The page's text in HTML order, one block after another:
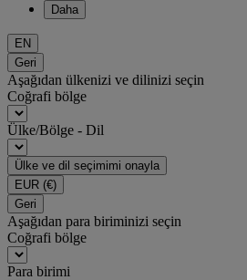
Daha
EN
Geri
Aşağıdan ülkenizi ve dilinizi seçin
Coğrafi bölge
Ülke/Bölge - Dil
Ülke ve dil seçimimi onayla
EUR (€)
Geri
Aşağıdan para biriminizi seçin
Coğrafi bölge
Para birimi